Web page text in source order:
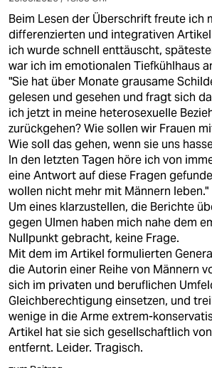
Beim Lesen der Überschrift freute ich
differenzierten und integrativen
ich wurde schnell enttäuscht,
war ich im emotionalen Tiefkühlhaus
"Sie hat über Monate grausame
gelesen und gesehen und fragt sich
ich jetzt in meine heterosexuelle
zurückgehen? Wie sollen wir Frauen
Wie soll das gehen, wenn sie uns
In den letzten Tagen höre ich von
eine Antwort auf diese Fragen
wollen nicht mehr mit Männern leben."
Um eines klarzustellen, die Berichte
gegen Ulmen haben mich nahe dem
Nullpunkt gebracht, keine Frage.
Mit dem im Artikel formulierten
die Autorin einer Reihe von Männern
sich im privaten und beruflichen
Gleichberechtigung einsetzen, und
wenige in die Arme extrem-
Artikel hat sie sich gesellschaftlich
entfernt. Leider. Tragisch.